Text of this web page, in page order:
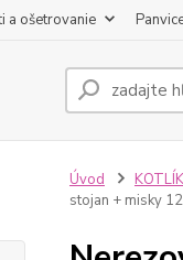
a ošetrovanie
Úvod
stojan + misky